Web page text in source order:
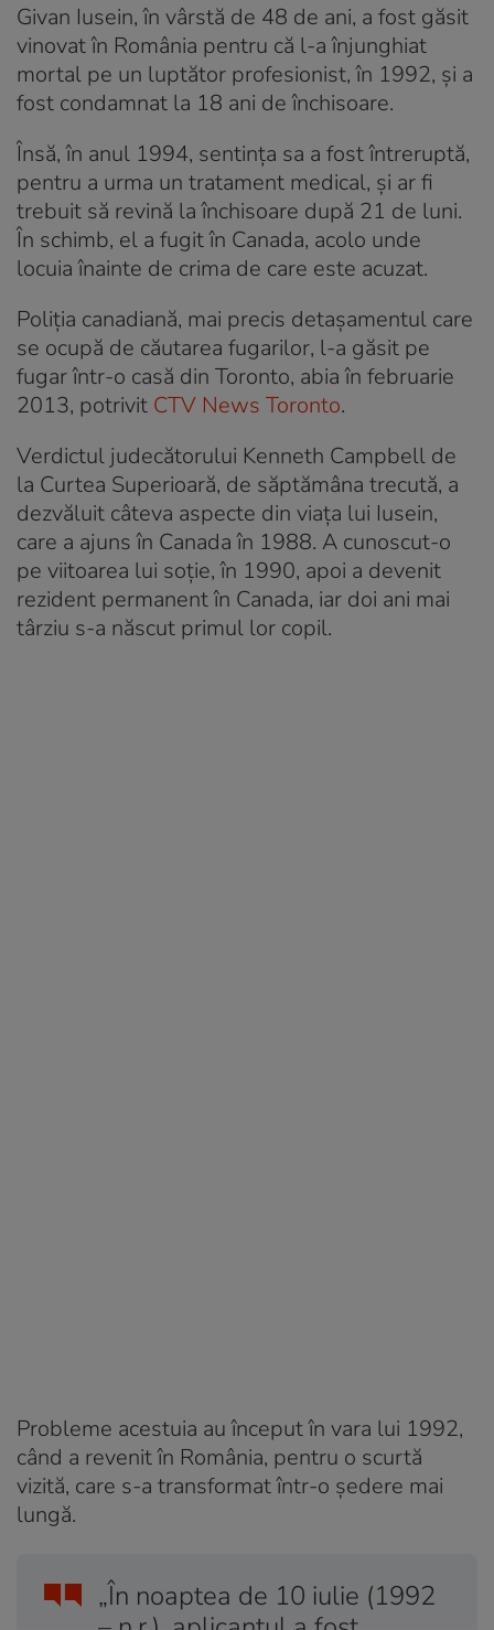
Givan Iusein, în vârstă de 48 de ani, a fost găsit
vinovat în România pentru că l-a înjunghiat
mortal pe un luptător profesionist, în 1992, și a
fost condamnat la 18 ani de închisoare.
Însă, în anul 1994, sentința sa a fost întreruptă,
pentru a urma un tratament medical, și ar fi
trebuit să revină la închisoare după 21 de luni.
În schimb, el a fugit în Canada, acolo unde
locuia înainte de crima de care este acuzat.
Poliția canadiană, mai precis detașamentul care
se ocupă de căutarea fugarilor, l-a găsit pe
fugar într-o casă din Toronto, abia în februarie
2013, potrivit CTV News Toronto.
Verdictul judecătorului Kenneth Campbell de
la Curtea Superioară, de săptămâna trecută, a
dezvăluit câteva aspecte din viața lui Iusein,
care a ajuns în Canada în 1988. A cunoscut-o
pe viitoarea lui soție, în 1990, apoi a devenit
rezident permanent în Canada, iar doi ani mai
târziu s-a născut primul lor copil.
Probleme acestuia au început în vara lui 1992,
când a revenit în România, pentru o scurtă
vizită, care s-a transformat într-o ședere mai
lungă.
„În noaptea de 10 iulie (1992